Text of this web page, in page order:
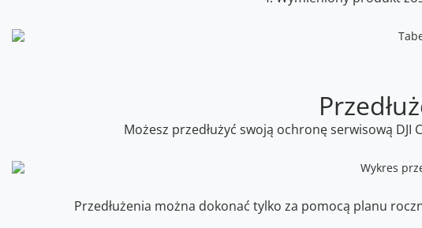
Możesz przedłużyć swoją ochronę serwisową
Przedłużenia można dokonać tylko za pomocą planu